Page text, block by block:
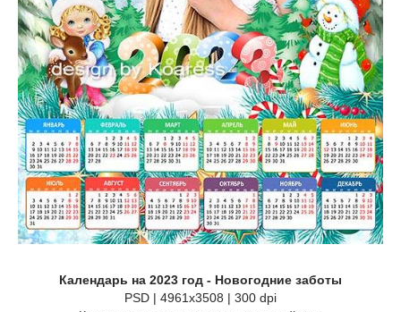
Календарь на 2023 год - Новогодние заботы
PSD | 4961x3508 | 300 dpi